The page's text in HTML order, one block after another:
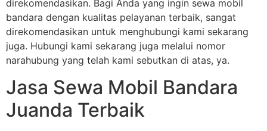
direkomendasikan. Bagi Anda yang ingin sewa mobil
bandara dengan kualitas pelayanan terbaik, sangat
direkomendasikan untuk menghubungi kami sekarang
juga. Hubungi kami sekarang juga melalui nomor
narahubung yang telah kami sebutkan di atas, ya.
Jasa Sewa Mobil Bandara
Juanda Terbaik